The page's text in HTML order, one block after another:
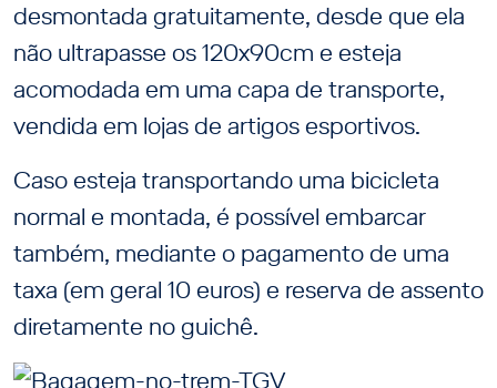
desmontada gratuitamente, desde que ela
não ultrapasse os 120x90cm e esteja
acomodada em uma capa de transporte,
vendida em lojas de artigos esportivos.
Caso esteja transportando uma bicicleta
normal e montada, é possível embarcar
também, mediante o pagamento de uma
taxa (em geral 10 euros) e reserva de assento
diretamente no guichê.